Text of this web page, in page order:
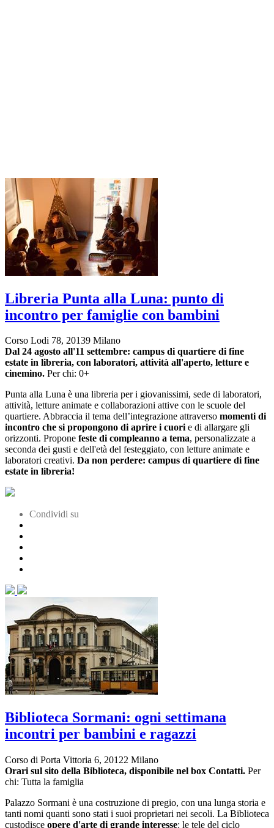
Libreria Punta alla Luna: punto di
incontro per famiglie con bambini
Corso Lodi 78, 20139 Milano
Dal 24 agosto all'11 settembre: campus di quartiere di fine
estate in libreria, con laboratori, attività all'aperto, letture e
cinemino. Per chi: 0+
Punta alla Luna è una libreria per i giovanissimi, sede di laboratori,
attività, letture animate e collaborazioni attive con le scuole del
quartiere. Abbraccia il tema dell’integrazione attraverso momenti di
incontro che si propongono di aprire i cuorie di allargare gli
orizzonti. Propone feste di compleanno a tema, personalizzate a
seconda dei gusti e dell'età del festeggiato, con letture animate e
laboratori creativi. Da non perdere: campus di quartiere di fine
estate in libreria!
Condividi su
Biblioteca Sormani: ogni settimana
incontri per bambini e ragazzi
Corso di Porta Vittoria 6, 20122 Milano
Orari sul sito della Biblioteca, disponibile nel box Contatti. Per
chi: Tutta la famiglia
Palazzo Sormani è una costruzione di pregio, con una lunga storia e
tanti nomi quanti sono stati i suoi proprietari nei secoli. La Biblioteca
custodisce opere d'arte di grande interesse: le tele del ciclo